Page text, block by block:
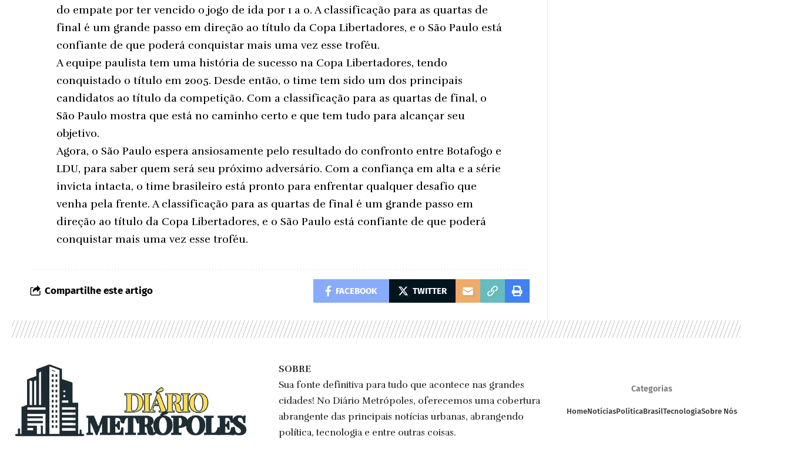
do empate por ter vencido o jogo de ida por 1 a 0. A classificação para as quartas de
final é um grande passo em direção ao título da Copa Libertadores, e o São Paulo está
confiante de que poderá conquistar mais uma vez esse troféu.
A equipe paulista tem uma história de sucesso na Copa Libertadores, tendo
conquistado o título em 2005. Desde então, o time tem sido um dos principais
candidatos ao título da competição. Com a classificação para as quartas de final, o
São Paulo mostra que está no caminho certo e que tem tudo para alcançar seu
objetivo.
Agora, o São Paulo espera ansiosamente pelo resultado do confronto entre Botafogo e
LDU, para saber quem será seu próximo adversário. Com a confiança em alta e a série
invicta intacta, o time brasileiro está pronto para enfrentar qualquer desafio que
venha pela frente. A classificação para as quartas de final é um grande passo em
direção ao título da Copa Libertadores, e o São Paulo está confiante de que poderá
conquistar mais uma vez esse troféu.
Compartilhe este artigo FACEBOOK TWITTER
SOBRE
Sua fonte definitiva para tudo que acontece nas grandes
cidades! No Diário Metrópoles, oferecemos uma cobertura
abrangente das principais notícias urbanas, abrangendo
política, tecnologia e entre outras coisas.
Categorias
HomeNotíciasPolíticaBrasilTecnologiaSobre Nós